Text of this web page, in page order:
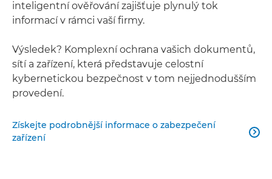
inteligentní ověřování zajišťuje plynulý tok
informací v rámci vaší firmy.
Výsledek? Komplexní ochrana vašich dokumentů,
sítí a zařízení, která představuje celostní
kybernetickou bezpečnost v tom nejjednodušším
provedení.
Získejte podrobnější informace o zabezpečení
zařízení
